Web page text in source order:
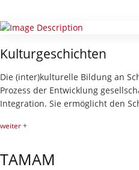
Kulturgeschichten
Die (inter)kulturelle Bildung an
Prozess der Entwicklung
Integration. Sie ermöglicht den
weiter +
TAMAM